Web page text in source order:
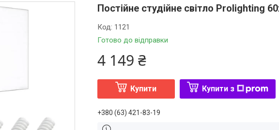
Постійне студійне світло Prolighting
Готово до відправки
Код: 1121
4 149 ₴
Купити Купити з
+380 (63) 421-83-19